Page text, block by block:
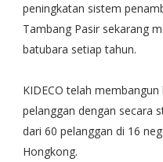
peningkatan sistem
Tambang Pasir sekarang
batubara setiap tahun.
KIDECO telah
pelanggan dengan secara
dari 60 pelanggan di 16
Hongkong.